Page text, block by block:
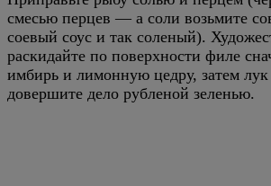
смесью перцев — а соли возьмите
соевый соус и так соленый).
раскидайте по поверхности филе
имбирь и лимонную цедру, затем
довершите дело рубленой зеленью.